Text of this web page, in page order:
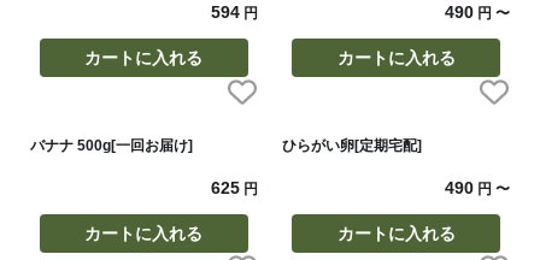
594円
カートに入れる
490 円〜
カートに入れる
バナナ 500g[一回お届け]
625円
カートに入れる
ひらがい卵[定期宅配]
490 円〜
カートに入れる